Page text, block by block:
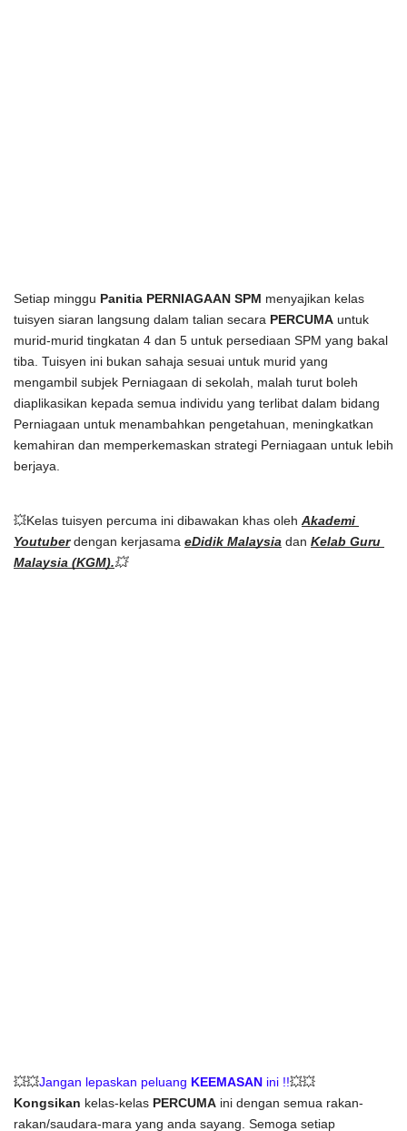
Setiap minggu Panitia PERNIAGAAN SPM menyajikan kelas
tuisyen siaran langsung dalam talian secara PERCUMA untuk
murid-murid tingkatan 4 dan 5 untuk persediaan SPM yang bakal
tiba. Tuisyen ini bukan sahaja sesuai untuk murid yang
mengambil subjek Perniagaan di sekolah, malah turut boleh
diaplikasikan kepada semua individu yang terlibat dalam bidang
Perniagaan untuk menambahkan pengetahuan, meningkatkan
kemahiran dan memperkemaskan strategi Perniagaan untuk lebih
berjaya.
💥Kelas tuisyen percuma ini dibawakan khas oleh Akademi
Youtuber dengan kerjasama eDidik Malaysia dan Kelab Guru
Malaysia (KGM).💥
💥💥Jangan lepaskan peluang KEEMASAN ini !!💥💥
Kongsikan kelas-kelas PERCUMA ini dengan semua rakan-
rakan/saudara-mara yang anda sayang. Semoga setiap